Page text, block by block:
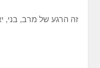
זה הרגע של מרב, בני,